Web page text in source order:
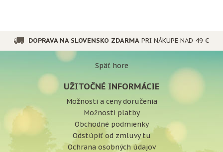
DOPRAVA NA SLOVENSKO ZDARMA PRI NÁKUPE NAD 49 €
Späť hore
UŽITOČNÉ INFORMÁCIE
Možnosti a ceny doručenia
Možnosti platby
Obchodné podmienky
Odstúpiť od zmluvy tu
Ochrana osobných údajov